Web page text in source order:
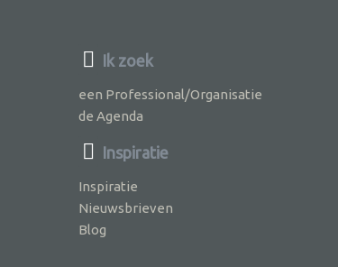
Ik zoek
een Professional/Organisatie
de Agenda
Inspiratie
Inspiratie
Nieuwsbrieven
Blog